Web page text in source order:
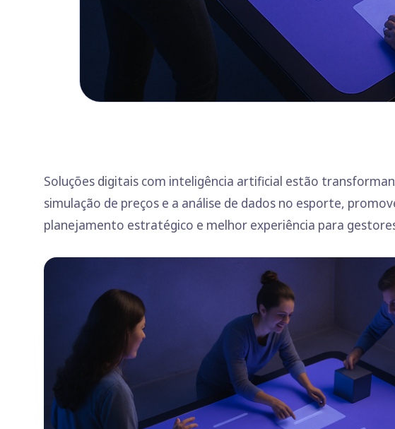
Soluções digitais com inteligência artificial estão
simulação de preços e a análise de dados no esporte,
planejamento estratégico e melhor experiência para